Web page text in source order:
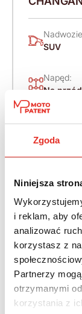
Zgoda
Niniejsza
i reklam, aby
analizować
korzystasz z
Partnerzy
otrzymanymi
korzystania z
SUV
Napęd:
Na przód
2 094
2 576 zł brutto
Twój